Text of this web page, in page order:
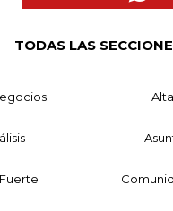
TODAS LAS